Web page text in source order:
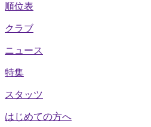
順位表
クラブ
ニュース
特集
スタッツ
はじめての方へ